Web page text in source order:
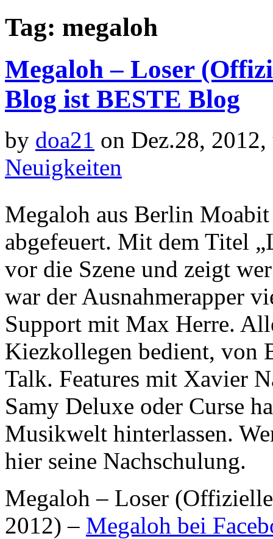
Tag: megaloh
Megaloh – Loser
Blog ist BESTE Blog
by doa21 on Dez.28,
Neuigkeiten
Megaloh aus Berlin
abgefeuert. Mit dem Titel
vor die Szene und zeigt
war der Ausnahmerapper
Support mit Max Herre.
Kiezkollegen bedient, von
Talk. Features mit Xavier
Samy Deluxe oder Curse
Musikwelt hinterlassen.
hier seine Nachschulung.
Megaloh – Loser
2012) – Megaloh bei